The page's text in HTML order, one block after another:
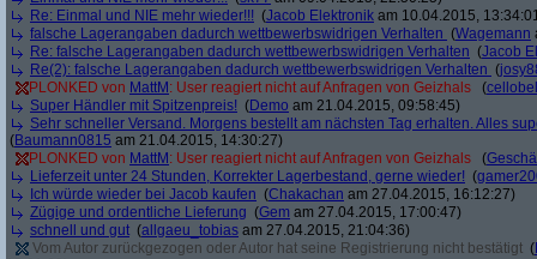
Re: Einmal und NIE mehr wieder!!! (Jacob Elektronik am 10.04.2015,
falsche Lagerangaben dadurch wettbewerbswidrigen Verhalten (Wagemann
Re: falsche Lagerangaben dadurch wettbewerbswidrigen Verhalten (Jacob
Re(2): falsche Lagerangaben dadurch wettbewerbswidrigen Verhalten (
PLONKED von MattM : User reagiert nicht auf Anfragen von Geizhals (
Super Händler mit Spitzenpreis! (Demo am 21.04.2015, 09:58:45)
Sehr schneller Versand. Morgens bestellt am nächsten Tag erhalten. Alles
(Baumann0815 am 21.04.2015, 14:30:27)
PLONKED von MattM : User reagiert nicht auf Anfragen von Geizhals (
Lieferzeit unter 24 Stunden, Korrekter Lagerbestand, gerne wieder! (
Ich würde wieder bei Jacob kaufen (Chakachan am 27.04.2015, 16:12:27)
Zügige und ordentliche Lieferung (Gem am 27.04.2015, 17:00:47)
schnell und gut (allgaeu_tobias am 27.04.2015, 21:04:36)
Vom Autor zurückgezogen oder Autor hat seine Registrierung nicht bestätigt (